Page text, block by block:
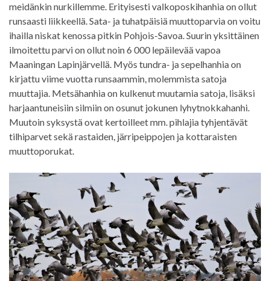
meidänkin nurkillemme. Erityisesti valkoposkihanhia on ollut
runsaasti liikkeellä. Sata- ja tuhatpäisiä muuttoparvia on voitu
ihailla niskat kenossa pitkin Pohjois-Savoa. Suurin yksittäinen
ilmoitettu parvi on ollut noin 6 000 lepäilevää vapoa
Maaningan Lapinjärvellä. Myös tundra- ja sepelhanhia on
kirjattu viime vuotta runsaammin, molemmista satoja
muuttajia. Metsähanhia on kulkenut muutamia satoja, lisäksi
harjaantuneisiin silmiin on osunut jokunen lyhytnokkahanhi.
Muutoin syksystä ovat kertoilleet mm. pihlajia tyhjentävät
tilhiparvet sekä rastaiden, järripeippojen ja kottaraisten
muuttoporukat.